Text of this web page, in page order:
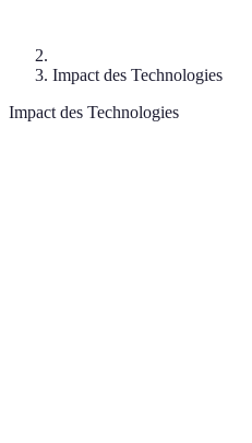
Impact des Technologies
Impact des Technologies